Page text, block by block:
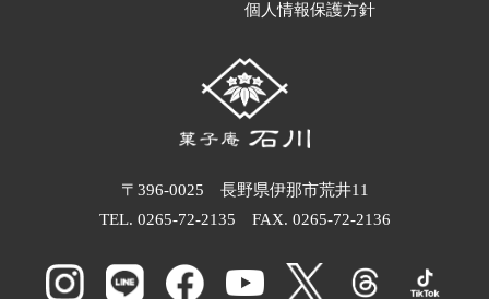
個人情報保護方針
〒396-0025 長野県伊那市荒井11
TEL. 0265-72-2135 FAX. 0265-72-2136